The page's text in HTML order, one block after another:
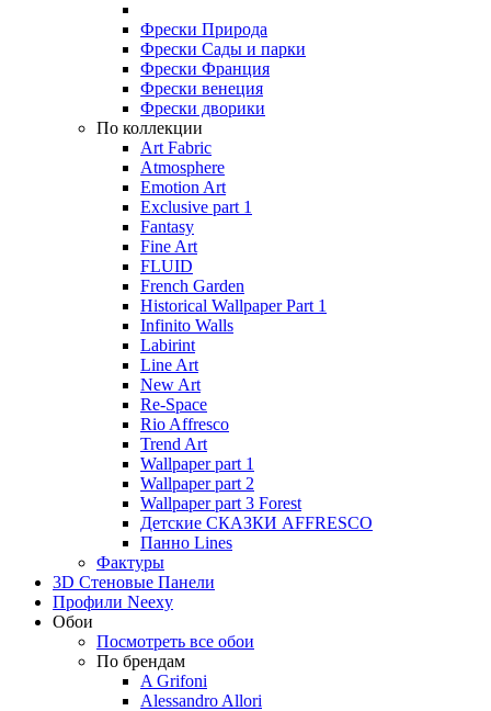
Фрески Природа
Фрески Сады и парки
Фрески Франция
Фрески венеция
Фрески дворики
По коллекции
Art Fabric
Atmosphere
Emotion Art
Exclusive part 1
Fantasy
Fine Art
FLUID
French Garden
Historical Wallpaper Part 1
Infinito Walls
Labirint
Line Art
New Art
Re-Space
Rio Affresco
Trend Art
Wallpaper part 1
Wallpaper part 2
Wallpaper part 3 Forest
Детские СКАЗКИ AFFRESCO
Панно Lines
Фактуры
3D Стеновые Панели
Профили Neexy
Обои
Посмотреть все обои
По брендам
A Grifoni
Alessandro Allori